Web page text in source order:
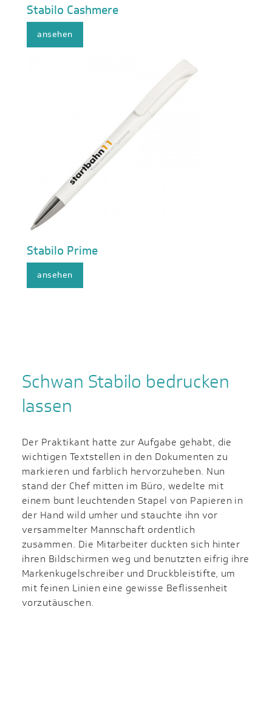
Stabilo Cashmere
ansehen
Stabilo Prime
ansehen
Schwan Stabilo bedrucken
lassen
Der Praktikant hatte zur Aufgabe gehabt, die
wichtigen Textstellen in den Dokumenten zu
markieren und farblich hervorzuheben. Nun
stand der Chef mitten im Büro, wedelte mit
einem bunt leuchtenden Stapel von Papieren in
der Hand wild umher und stauchte ihn vor
versammelter Mannschaft ordentlich
zusammen. Die Mitarbeiter duckten sich hinter
ihren Bildschirmen weg und benutzten eifrig ihre
Markenkugelschreiber und Druckbleistifte, um
mit feinen Linien eine gewisse Beflissenheit
vorzutäuschen.